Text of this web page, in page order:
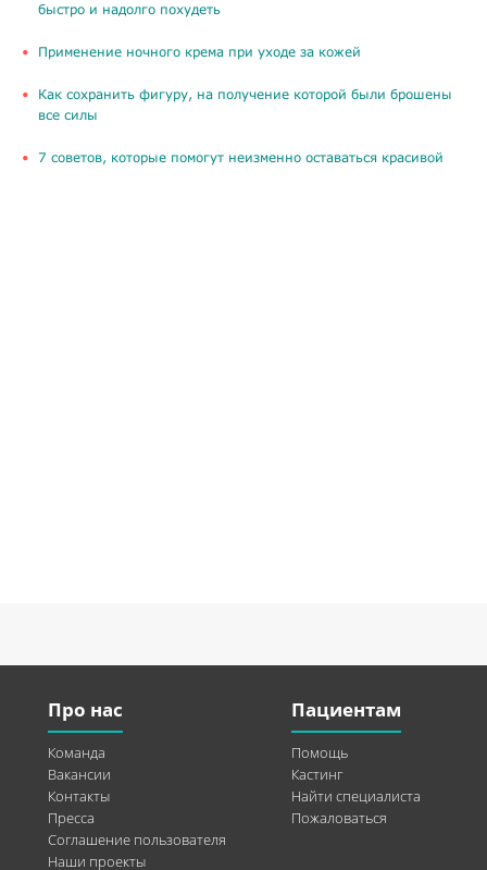
быстро и надолго похудеть
Применение ночного крема при уходе за кожей
Как сохранить фигуру, на получение которой были брошены
все силы
​7 советов, которые помогут неизменно оставаться красивой
Про нас
Команда
Вакансии
Контакты
Пресса
Соглашение пользователя
Наши проекты
Пациентам
Помощь
Кастинг
Найти специалиста
Пожаловаться